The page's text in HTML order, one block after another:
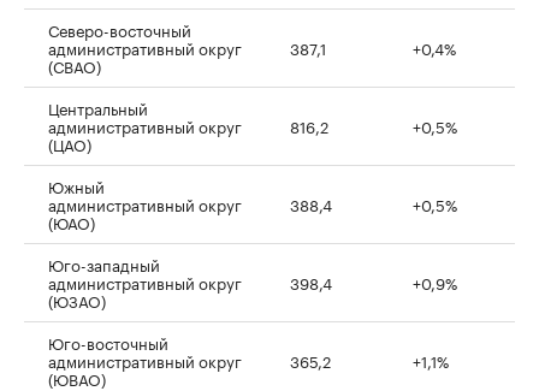
Северо-восточный
административный округ
(СВАО)
387,1 +0,4%
Центральный
административный округ
(ЦАО)
816,2 +0,5%
Южный
административный округ
(ЮАО)
388,4 +0,5%
Юго-западный
административный округ
(ЮЗАО)
398,4 +0,9%
Юго-восточный
административный округ
(ЮВАО)
365,2 +1,1%